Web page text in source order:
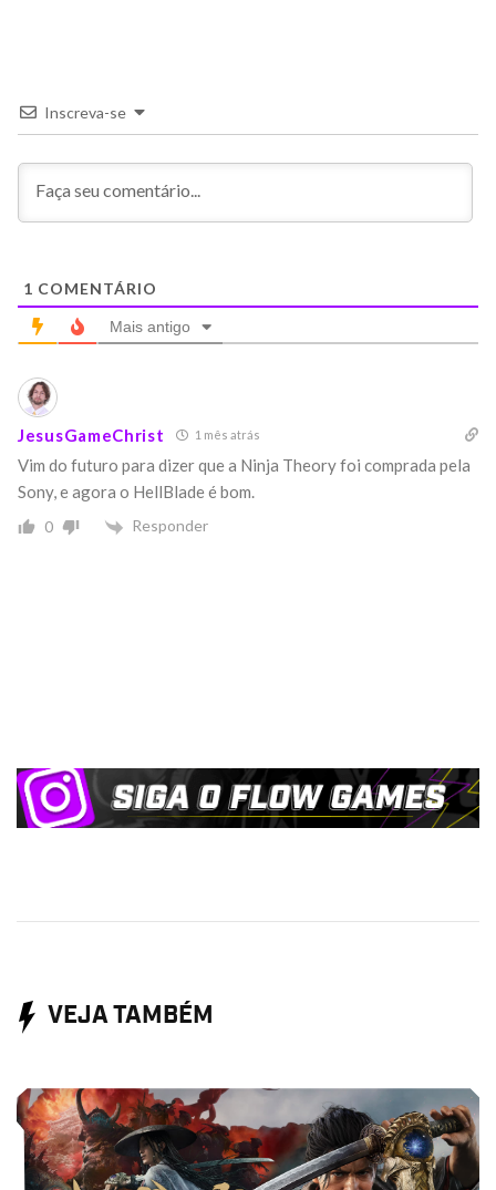
Inscreva-se
1 COMENTÁRIO
Mais antigo
JesusGameChrist 1 mês atrás
Vim do futuro para dizer que a Ninja Theory foi comprada pela
Sony, e agora o HellBlade é bom.
0 Responder
VEJA TAMBÉM